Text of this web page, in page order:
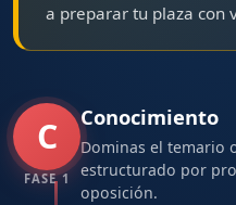
a preparar tu plaza con
C
FASE 1
Conocimiento
Dominas el temario
estructurado por
oposición.